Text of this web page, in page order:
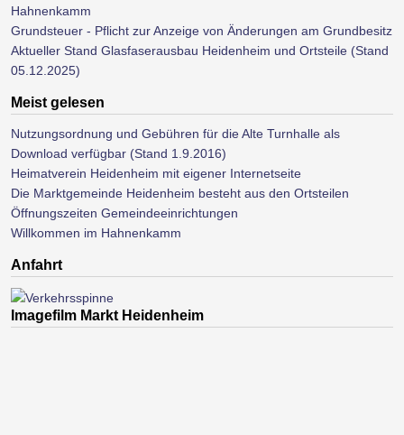
Hahnenkamm
Grundsteuer - Pflicht zur Anzeige von Änderungen am Grundbesitz
Aktueller Stand Glasfaserausbau Heidenheim und Ortsteile (Stand
05.12.2025)
Meist gelesen
Nutzungsordnung und Gebühren für die Alte Turnhalle als
Download verfügbar (Stand 1.9.2016)
Heimatverein Heidenheim mit eigener Internetseite
Die Marktgemeinde Heidenheim besteht aus den Ortsteilen
Öffnungszeiten Gemeindeeinrichtungen
Willkommen im Hahnenkamm
Anfahrt
Imagefilm Markt Heidenheim